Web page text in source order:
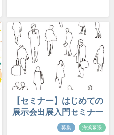
【セミナー】はじめての
展示会出展入門セミナー
募集 海浜幕張